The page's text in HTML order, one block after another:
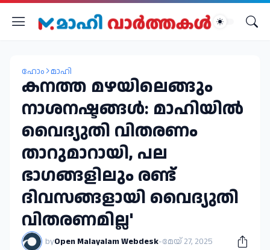
ഹോം മാഹി
കനത്ത മഴയിലെങ്ങും
നാശനഷ്ടങ്ങൾ: മാഹിയിൽ
വൈദ്യുതി വിതരണം
താറുമാറായി, പല
ഭാഗങ്ങളിലും രണ്ട്
ദിവസങ്ങളായി വൈദ്യുതി
വിതരണമില്ല'
byOpen Malayalam Webdesk-മേയ് 27, 2025